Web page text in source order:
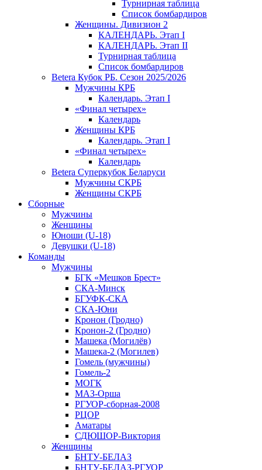
Турнирная таблица
Список бомбардиров
Женщины. Дивизион 2
КАЛЕНДАРЬ. Этап I
КАЛЕНДАРЬ. Этап II
Турнирная таблица
Список бомбардиров
Betera Кубок РБ. Сезон 2025/2026
Мужчины КРБ
Календарь. Этап I
«Финал четырех»
Календарь
Женщины КРБ
Календарь. Этап I
«Финал четырех»
Календарь
Betera Суперкубок Беларуси
Мужчины СКРБ
Женщины СКРБ
Сборные
Мужчины
Женщины
Юноши (U-18)
Девушки (U-18)
Команды
Мужчины
БГК «Мешков Брест»
СКА-Минск
БГУФК-СКА
СКА-Юни
Кронон (Гродно)
Кронон-2 (Гродно)
Машека (Могилёв)
Машека-2 (Могилев)
Гомель (мужчины)
Гомель-2
МОГК
МАЗ-Орша
РГУОР-сборная-2008
РЦОР
Аматары
СДЮШОР-Виктория
Женщины
БНТУ-БЕЛАЗ
БНТУ-БЕЛАЗ-РГУОР